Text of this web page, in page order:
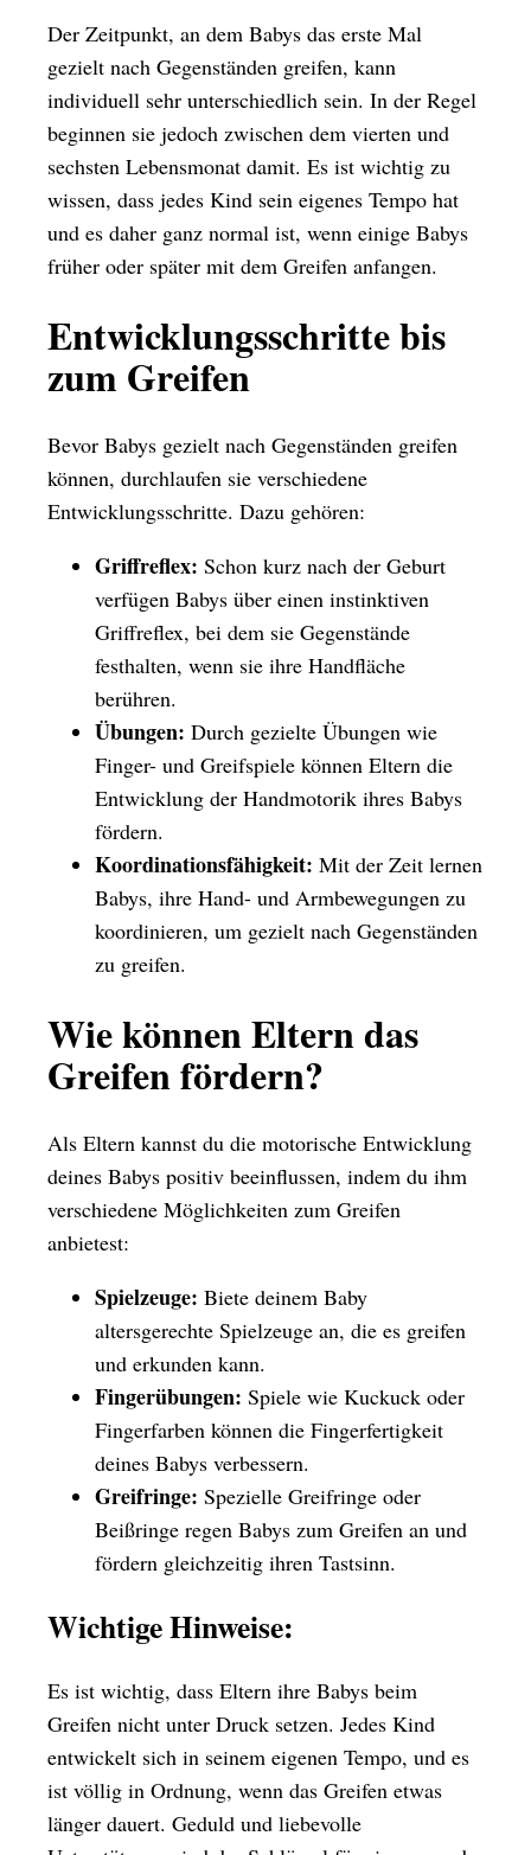
Der Zeitpunkt, an dem Babys das erste Mal
gezielt nach Gegenständen greifen, kann
individuell sehr unterschiedlich sein. In der Regel
beginnen sie jedoch zwischen dem vierten und
sechsten Lebensmonat damit. Es ist wichtig zu
wissen, dass jedes Kind sein eigenes Tempo hat
und es daher ganz normal ist, wenn einige Babys
früher oder später mit dem Greifen anfangen.
Entwicklungsschritte bis
zum Greifen
Bevor Babys gezielt nach Gegenständen greifen
können, durchlaufen sie verschiedene
Entwicklungsschritte. Dazu gehören:
Griffreflex: Schon kurz nach der Geburt
verfügen Babys über einen instinktiven
Griffreflex, bei dem sie Gegenstände
festhalten, wenn sie ihre Handfläche
berühren.
Übungen: Durch gezielte Übungen wie
Finger- und Greifspiele können Eltern die
Entwicklung der Handmotorik ihres Babys
fördern.
Koordinationsfähigkeit: Mit der Zeit lernen
Babys, ihre Hand- und Armbewegungen zu
koordinieren, um gezielt nach Gegenständen
zu greifen.
Wie können Eltern das
Greifen fördern?
Als Eltern kannst du die motorische Entwicklung
deines Babys positiv beeinflussen, indem du ihm
verschiedene Möglichkeiten zum Greifen
anbietest:
Spielzeuge: Biete deinem Baby
altersgerechte Spielzeuge an, die es greifen
und erkunden kann.
Fingerübungen: Spiele wie Kuckuck oder
Fingerfarben können die Fingerfertigkeit
deines Babys verbessern.
Greifringe: Spezielle Greifringe oder
Beißringe regen Babys zum Greifen an und
fördern gleichzeitig ihren Tastsinn.
Wichtige Hinweise:
Es ist wichtig, dass Eltern ihre Babys beim
Greifen nicht unter Druck setzen. Jedes Kind
entwickelt sich in seinem eigenen Tempo, und es
ist völlig in Ordnung, wenn das Greifen etwas
länger dauert. Geduld und liebevolle